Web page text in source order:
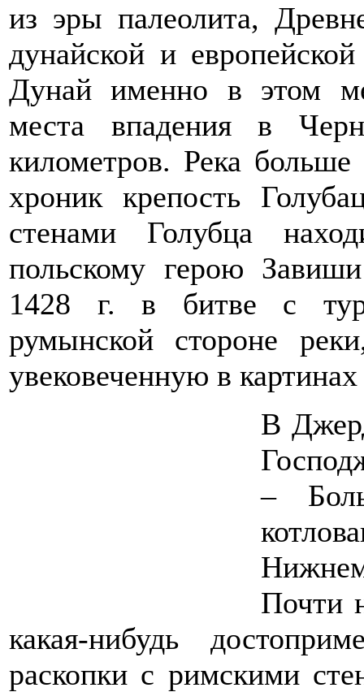
из эры палеолита,
дунайской и
Дунай именно в этом
места впадения в
километров. Река
хроник крепость
стенами Голубца
польскому герою
1428 г. в битве с
румынской стороне
увековеченную в
В
–
Почти
какая-нибудь
раскопки с римскими